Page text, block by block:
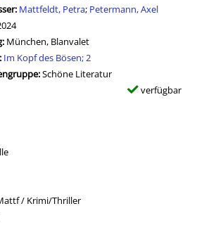
Suche nach diesem Verfasser
Mattfeldt, Petra; Petermann, Axel
München, Blanvalet
Im Kopf des Bösen; 2
Schöne Literatur
verfügbar
/ Krimi/Thriller